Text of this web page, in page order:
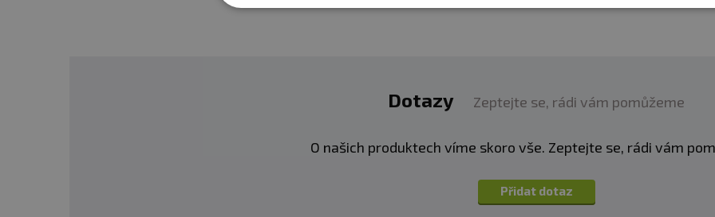
Dotazy Zeptejte se, rádi vám pomůžeme
O našich produktech víme skoro vše. Zeptejte se, rádi vám
Přidat dotaz